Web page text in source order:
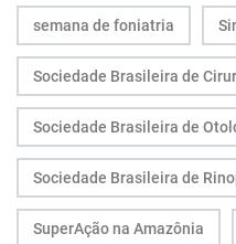
semana de foniatria
Sociedade Brasileira de
Sociedade Brasileira de
Sociedade Brasileira de
SuperAção na Amazônia